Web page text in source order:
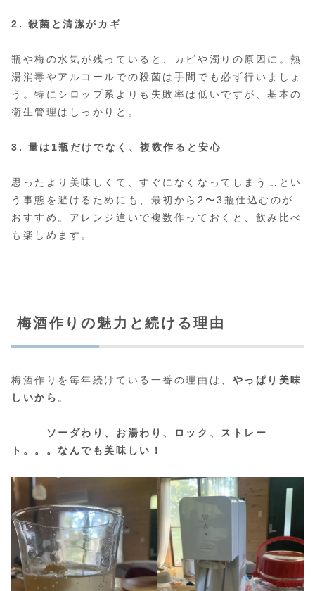
2. 殺菌と清潔がカギ
瓶や梅の水気が残っていると、カビや濁りの原因に。熱
湯消毒やアルコールでの殺菌は手間でも必ず行いましょ
う。特にシロップ系よりも失敗率は低いですが、基本の
衛生管理はしっかりと。
3. 量は1瓶だけでなく、複数作ると安心
思ったより美味しくて、すぐになくなってしまう…とい
う事態を避けるためにも、最初から2〜3瓶仕込むのが
おすすめ。アレンジ違いで複数作っておくと、飲み比べ
も楽しめます。
梅酒作りの魅力と続ける理由
梅酒作りを毎年続けている一番の理由は、 やっぱり美味
しいから 。
ソーダわり、お湯わり、ロック、ストレー
ト。。。なんでも美味しい！